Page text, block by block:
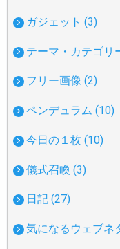
ガジェット (3)
テーマ・カテゴリ
フリー画像 (2)
ペンデュラム (10)
今日の１枚 (10)
儀式召喚 (3)
日記 (27)
気になるウェブネ